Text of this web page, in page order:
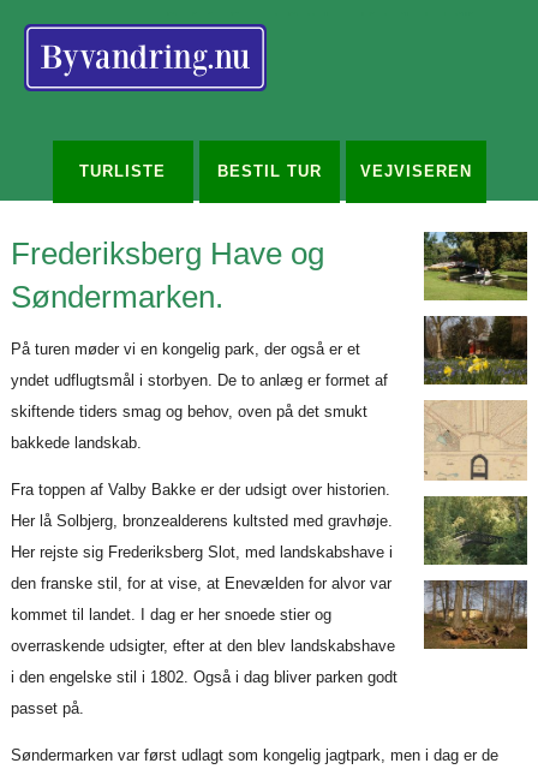
TURLISTE BESTIL TUR VEJVISEREN
Frederiksberg Have og
Søndermarken.
På turen møder vi en kongelig park, der også er et
yndet udflugtsmål i storbyen. De to anlæg er formet af
skiftende tiders smag og behov, oven på det smukt
bakkede landskab.
Fra toppen af Valby Bakke er der udsigt over historien.
Her lå Solbjerg, bronzealderens kultsted med gravhøje.
Her rejste sig Frederiksberg Slot, med landskabshave i
den franske stil, for at vise, at Enevælden for alvor var
kommet til landet. I dag er her snoede stier og
overraskende udsigter, efter at den blev landskabshave
i den engelske stil i 1802. Også i dag bliver parken godt
passet på.
Søndermarken var først udlagt som kongelig jagtpark, men i dag er de